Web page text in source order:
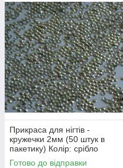
Прикраса для нігтів -
кружечки 2мм (50 штук в
пакетику) Колір: срібло
Готово до відправки